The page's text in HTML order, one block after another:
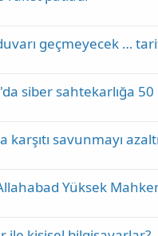
geçmeyecek …
siber sahtekarlığa
savunmayı
Yüksek